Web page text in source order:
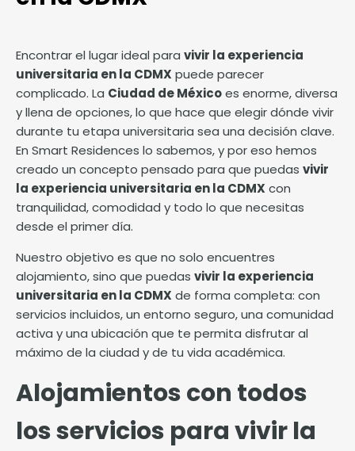
Encontrar el lugar ideal para vivir la experiencia
universitaria en la CDMX puede parecer
complicado. La Ciudad de Méxicoes enorme, diversa
y llena de opciones, lo que hace que elegir dónde vivir
durante tu etapa universitaria sea una decisión clave.
En Smart Residences lo sabemos, y por eso hemos
creado un concepto pensado para que puedas vivir
la experiencia universitaria en la CDMX con
tranquilidad, comodidad y todo lo que necesitas
desde el primer día.
Nuestro objetivo es que no solo encuentres
alojamiento, sino que puedas vivir la experiencia
universitaria en la CDMX de forma completa: con
servicios incluidos, un entorno seguro, una comunidad
activa y una ubicación que te permita disfrutar al
máximo de la ciudad y de tu vida académica.
Alojamientos con todos
los servicios para vivir la